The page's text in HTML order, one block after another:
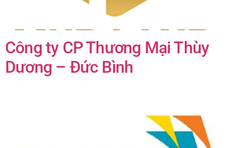
Công ty CP Thương Mại Thùy
Dương – Đức Bình